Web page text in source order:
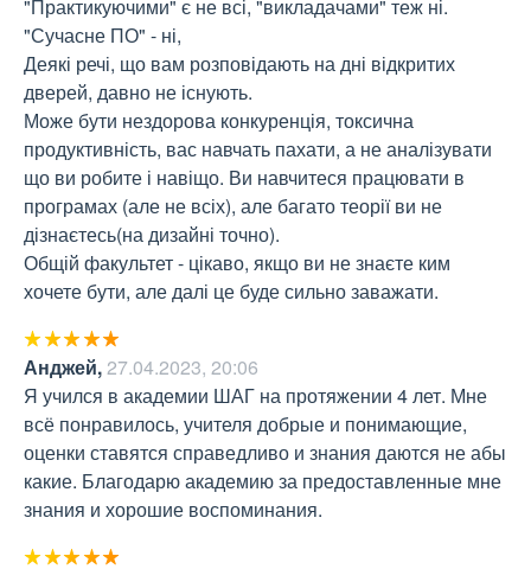
"Практикуючими" є не всі, "викладачами" теж ні.
"Сучасне ПО" - ні,
Деякі речі, що вам розповідають на дні відкритих
дверей, давно не існують.
Може бути нездорова конкуренція, токсична
продуктивність, вас навчать пахати, а не аналізувати
що ви робите і навіщо. Ви навчитеся працювати в
програмах (але не всіх), але багато теорії ви не
дізнаєтесь(на дизайні точно).
Общій факультет - цікаво, якщо ви не знаєте ким
хочете бути, але далі це буде сильно заважати.
Анджей,27.04.2023, 20:06
Я учился в академии ШАГ на протяжении 4 лет. Мне
всё понравилось, учителя добрые и понимающие,
оценки ставятся справедливо и знания даются не абы
какие. Благодарю академию за предоставленные мне
знания и хорошие воспоминания.